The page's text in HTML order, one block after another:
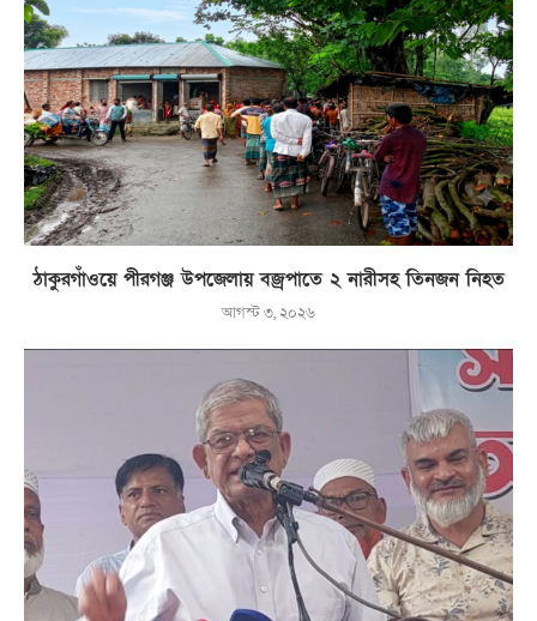
ঠাকুরগাঁওয়ে পীরগঞ্জ উপজেলায় বজ্রপাতে ২ নারীসহ তিনজন নিহত
আগস্ট ৩, ২০২৬